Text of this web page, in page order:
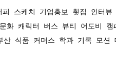
피 스케치 기업홍보 횟집 인터뷰
문화 캐릭터 버스 뷰티 어도비 캠
산 식품 커머스 학과 기록 모션